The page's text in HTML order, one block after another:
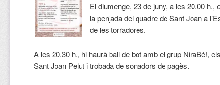
El diumenge, 23 de juny, a les 20.00 h.,
la penjada del quadre de Sant Joan a
de les torradores.
A les 20.30 h., hi haurà ball de bot amb el grup NiraBé!,
Sant Joan Pelut i trobada de sonadors de pagès.